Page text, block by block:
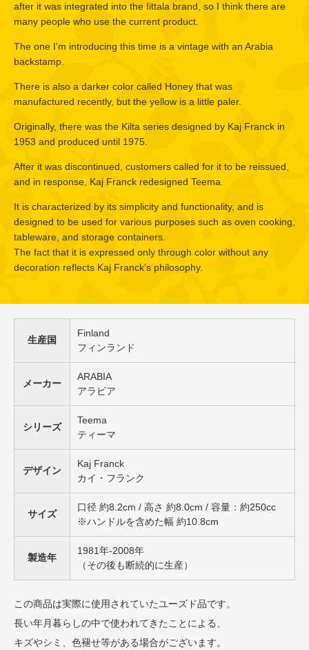
after it was integrated into the Iittala brand, so I think there are
many people who use the current product.
The one I'm introducing this time is a vintage with an Arabia
backstamp.
There is also a darker color called Honey that was
manufactured recently, but the yellow is a little paler.
Originally, there was the Kilta series designed by Kaj Franck in
1953 and produced until 1975.
After it was discontinued, customers called for it to be reissued,
and in response, Kaj Franck redesigned Teema.
It is characterized by its simplicity and functionality, and is
designed to be used for various purposes such as oven cooking,
tableware, and storage containers.
The fact that it is expressed only through color without any
decoration reflects Kaj Franck's philosophy.
生産国
Finland
フィンランド
メーカー
ARABIA
アラビア
シリーズ
Teema
ティーマ
デザイン
Kaj Franck
カイ・フランク
サイズ
口径 約8.2cm / 高さ 約8.0cm / 容量：約250cc
※ハンドルを含めた幅 約10.8cm
製造年
1981年-2008年
（その後も断続的に生産）
この商品は実際に使用されていたユーズド品です。
長い年月暮らしの中で使われてきたことによる、
キズやシミ、色褪せ等がある場合がございます。